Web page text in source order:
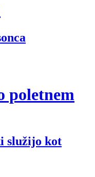
poletnem
služijo kot